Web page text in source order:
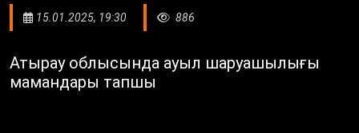
15.01.2025, 19:30 886
Атырау облысында ауыл шаруашылығы
мамандары тапшы